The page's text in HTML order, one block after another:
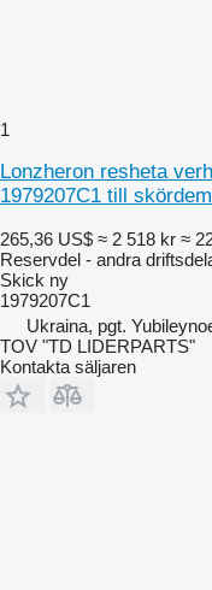
1
Lonzheron resheta
1979207C1 till
265,36 US$ ≈ 2 518 kr ≈
Reservdel - andra
Skick ny
1979207C1
Ukraina, pgt.
TOV "TD LIDERPARTS"
Kontakta säljaren